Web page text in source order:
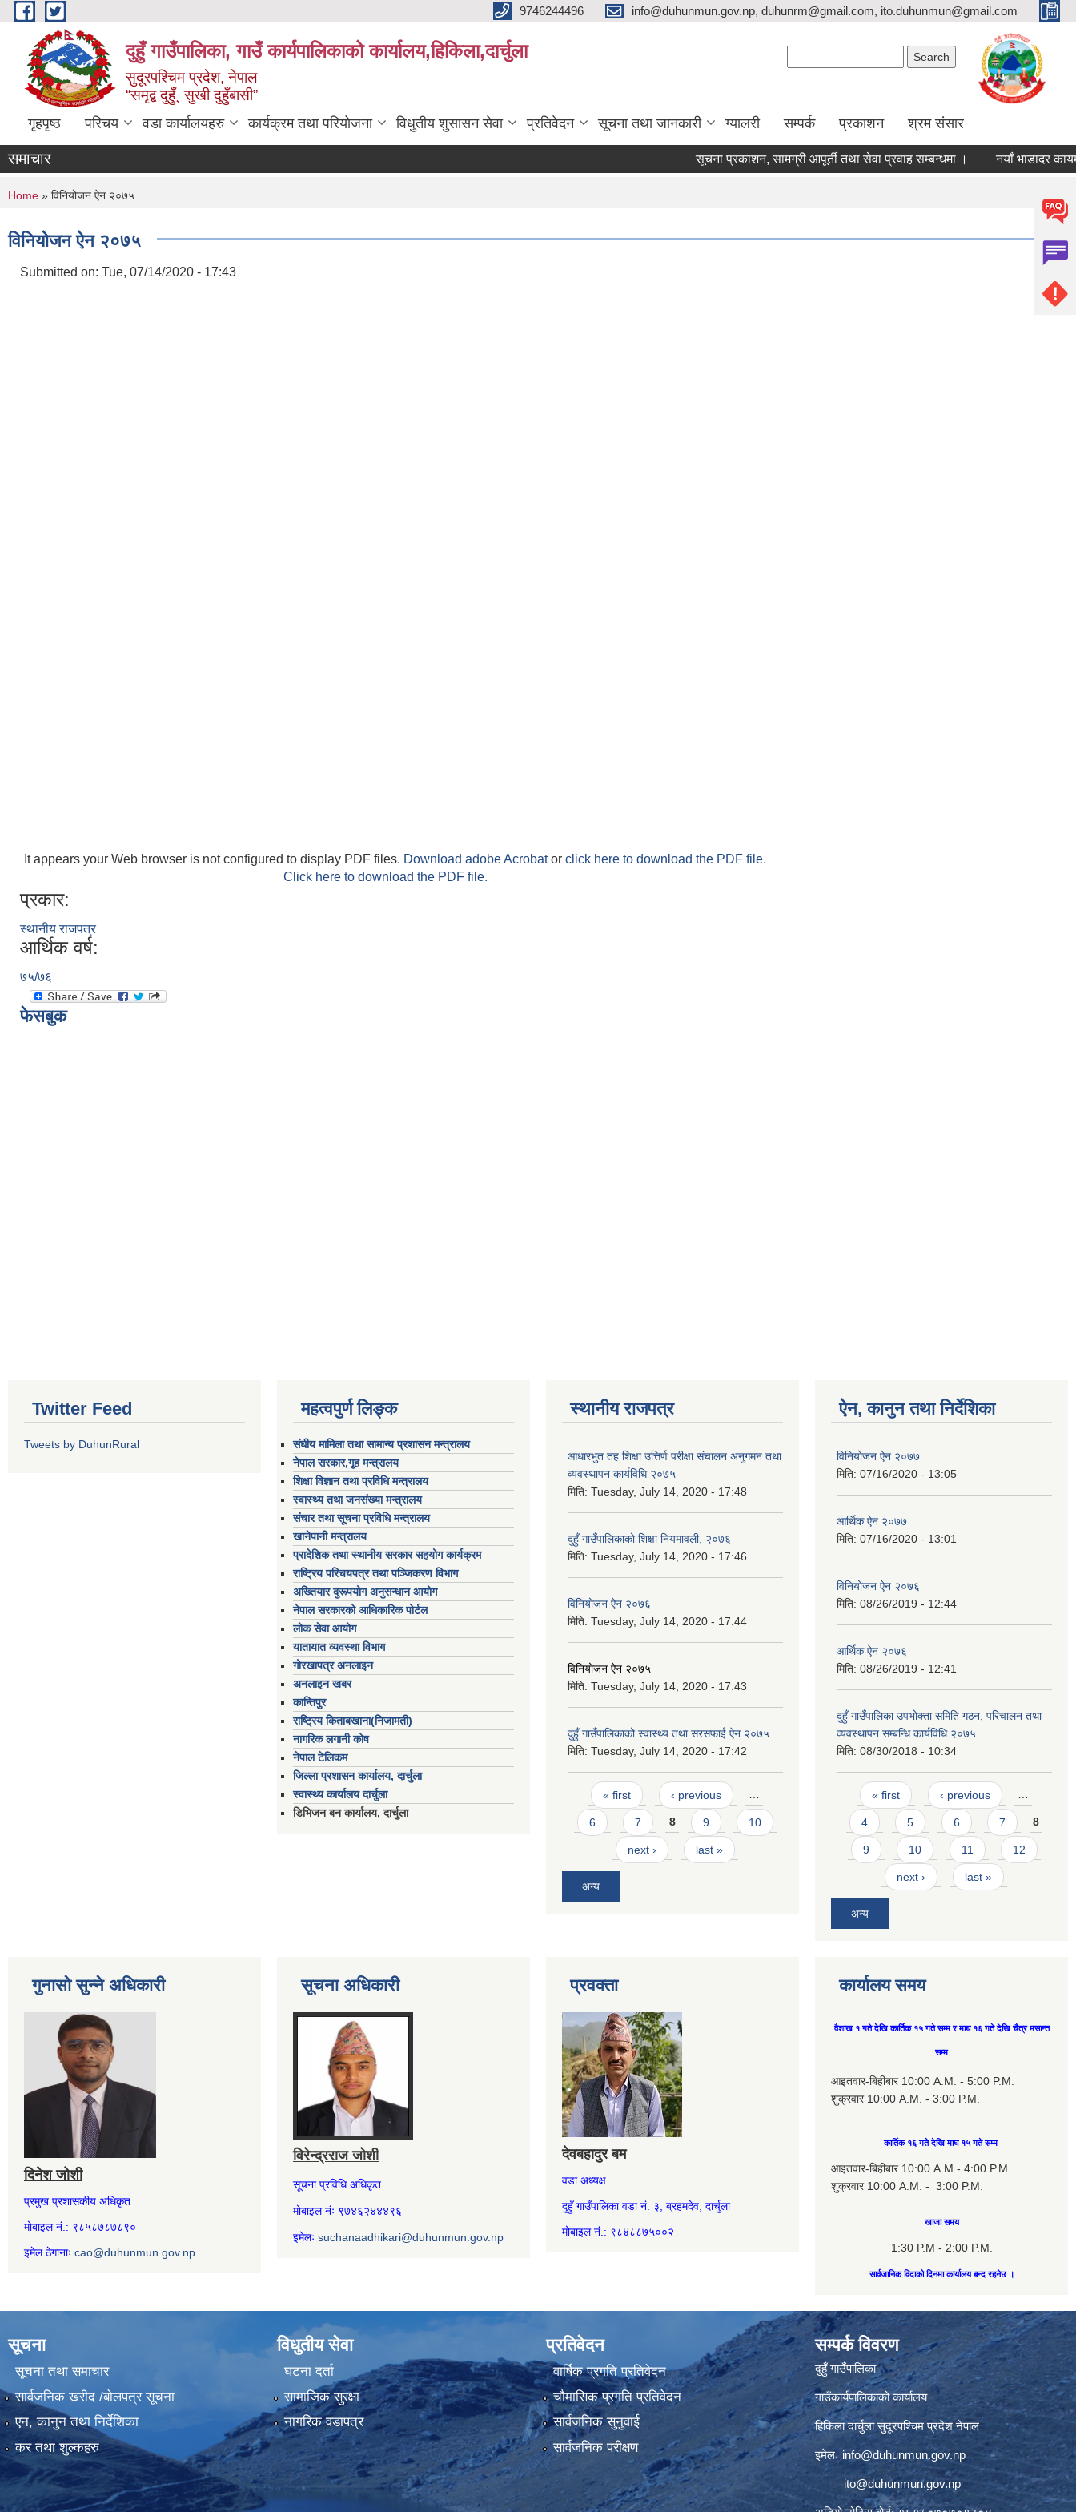
Skip to main content 9746244496 info@duhunmun.gov.np, duhunrm@gmail.com, ito.duhunmun@gmail.com
दुहुँ गाउँपालिका, गाउँ कार्यपालिकाको कार्यालय,हिकिला,दार्चुला
सुदूरपश्चिम प्रदेश, नेपाल
“समृद्ब दुहुँ¸ सुखी दुहुँबासी”
गृहपृष्ठ परिचय वडा कार्यालयहरु कार्यक्रम तथा परियोजना विधुतीय शुसासन सेवा प्रतिवेदन सूचना तथा जानकारी ग्यालरी सम्पर्क प्रकाशन श्रम संसार
समाचार सूचना प्रकाशन, सामग्री आपूर्ती तथा सेवा प्रवाह सम्बन्धमा । नयाँ भाडादर कायम
You are here
Home » विनियोजन ऐन २०७५
विनियोजन ऐन २०७५
Submitted on: Tue, 07/14/2020 - 17:43
It appears your Web browser is not configured to display PDF files. Download adobe Acrobator click here to download the PDF file.
Click here to download the PDF file.
प्रकार:
स्थानीय राजपत्र
आर्थिक वर्ष:
७५/७६
फेसबुक
Twitter Feed
Tweets by DuhunRural
महत्वपुर्ण लिङ्क
संघीय मामिला तथा सामान्य प्रशासन मन्त्रालय
नेपाल सरकार,गृह मन्त्रालय
शिक्षा विज्ञान तथा प्रविधि मन्त्रालय
स्वास्थ्य तथा जनसंख्या मन्त्रालय
संचार तथा सूचना प्रविधि मन्त्रालय
खानेपानी मन्त्रालय
प्रादेशिक तथा स्थानीय सरकार सहयोग कार्यक्रम
राष्ट्रिय परिचयपत्र तथा पञ्जिकरण विभाग
अख्तियार दुरूपयोग अनुसन्धान आयोग
नेपाल सरकारको आधिकारिक पोर्टल
लोक सेवा आयोग
यातायात व्यवस्था विभाग
गोरखापत्र अनलाइन
अनलाइन खबर
कान्तिपुर
राष्ट्रिय किताबखाना(निजामती)
नागरिक लगानी कोष
नेपाल टेलिकम
जिल्ला प्रशासन कार्यालय, दार्चुला
स्वास्थ्य कार्यालय दार्चुला
डिभिजन बन कार्यालय, दार्चुला
स्थानीय राजपत्र
आधारभुत तह शिक्षा उत्तिर्ण परीक्षा संचालन अनुगमन तथा
व्यवस्थापन कार्यविधि २०७५
मिति: Tuesday, July 14, 2020 - 17:48
दुहुँ गाउँपालिकाको शिक्षा नियमावली, २०७६
मिति: Tuesday, July 14, 2020 - 17:46
विनियोजन ऐन २०७६
मिति: Tuesday, July 14, 2020 - 17:44
विनियोजन ऐन २०७५
मिति: Tuesday, July 14, 2020 - 17:43
दुहुँ गाउँपालिकाको स्वास्थ्य तथा सरसफाई ऐन २०७५
मिति: Tuesday, July 14, 2020 - 17:42
Pages
« first ‹ previous …
6 7 8 9 10
next › last »
अन्य
ऐन, कानुन तथा निर्देशिका
विनियोजन ऐन २०७७
मिति: 07/16/2020 - 13:05
आर्थिक ऐन २०७७
मिति: 07/16/2020 - 13:01
विनियोजन ऐन २०७६
मिति: 08/26/2019 - 12:44
आर्थिक ऐन २०७६
मिति: 08/26/2019 - 12:41
दुहुँ गाउँपालिका उपभोक्ता समिति गठन, परिचालन तथा
व्यवस्थापन सम्बन्धि कार्यविधि २०७५
मिति: 08/30/2018 - 10:34
Pages
« first ‹ previous …
4 5 6 7 8
9 10 11 12
next › last »
अन्य
गुनासो सुन्ने अधिकारी
दिनेश जोशी
प्रमुख प्रशासकीय अधिकृत
मोबाइल नं.: ९८५८७८७८९०
इमेल ठेगानाः cao@duhunmun.gov.np
सूचना अधिकारी
विरेन्द्रराज जोशी
सूचना प्रविधि अधिकृत
मोबाइल नंः ९७४६२४४४९६
इमेलः suchanaadhikari@duhunmun.gov.np
प्रवक्ता
देवबहादुर बम
वडा अध्यक्ष
दुहुँ गाउँपालिका वडा नं. ३, ब्रहमदेव, दार्चुला
मोबाइल नं.: ९८४८८७५००२
कार्यालय समय
वैशाख १ गते देखि कार्तिक १५ गते सम्म र माघ १६ गते देखि चैत्र मसान्त
सम्म
आइतवार-बिहीबार 10:00 A.M. - 5:00 P.M.
शुक्रवार 10:00 A.M. - 3:00 P.M.
कार्तिक १६ गते देखि माघ १५ गते सम्म
आइतवार-बिहीबार 10:00 A.M - 4:00 P.M.
शुक्रवार 10:00 A.M. - 3:00 P.M.
खाजा समय
1:30 P.M - 2:00 P.M.
सार्वजानिक विदाको दिनमा कार्यालय बन्द रहनेछ ।
सूचना
सूचना तथा समाचार
सार्वजनिक खरीद /बोलपत्र सूचना
एन, कानुन तथा निर्देशिका
कर तथा शुल्कहरु
विधुतीय सेवा
घटना दर्ता
सामाजिक सुरक्षा
नागरिक वडापत्र
प्रतिवेदन
वार्षिक प्रगति प्रतिवेदन
चौमासिक प्रगति प्रतिवेदन
सार्वजनिक सुनुवाई
सार्वजनिक परीक्षण
सम्पर्क विवरण
दुहुँ गाउँपालिका
गाउँकार्यपालिकाको कार्यालय
हिकिला दार्चुला सुदूरपश्चिम प्रदेश नेपाल
इमेलःinfo@duhunmun.gov.np
ito@duhunmun.gov.np